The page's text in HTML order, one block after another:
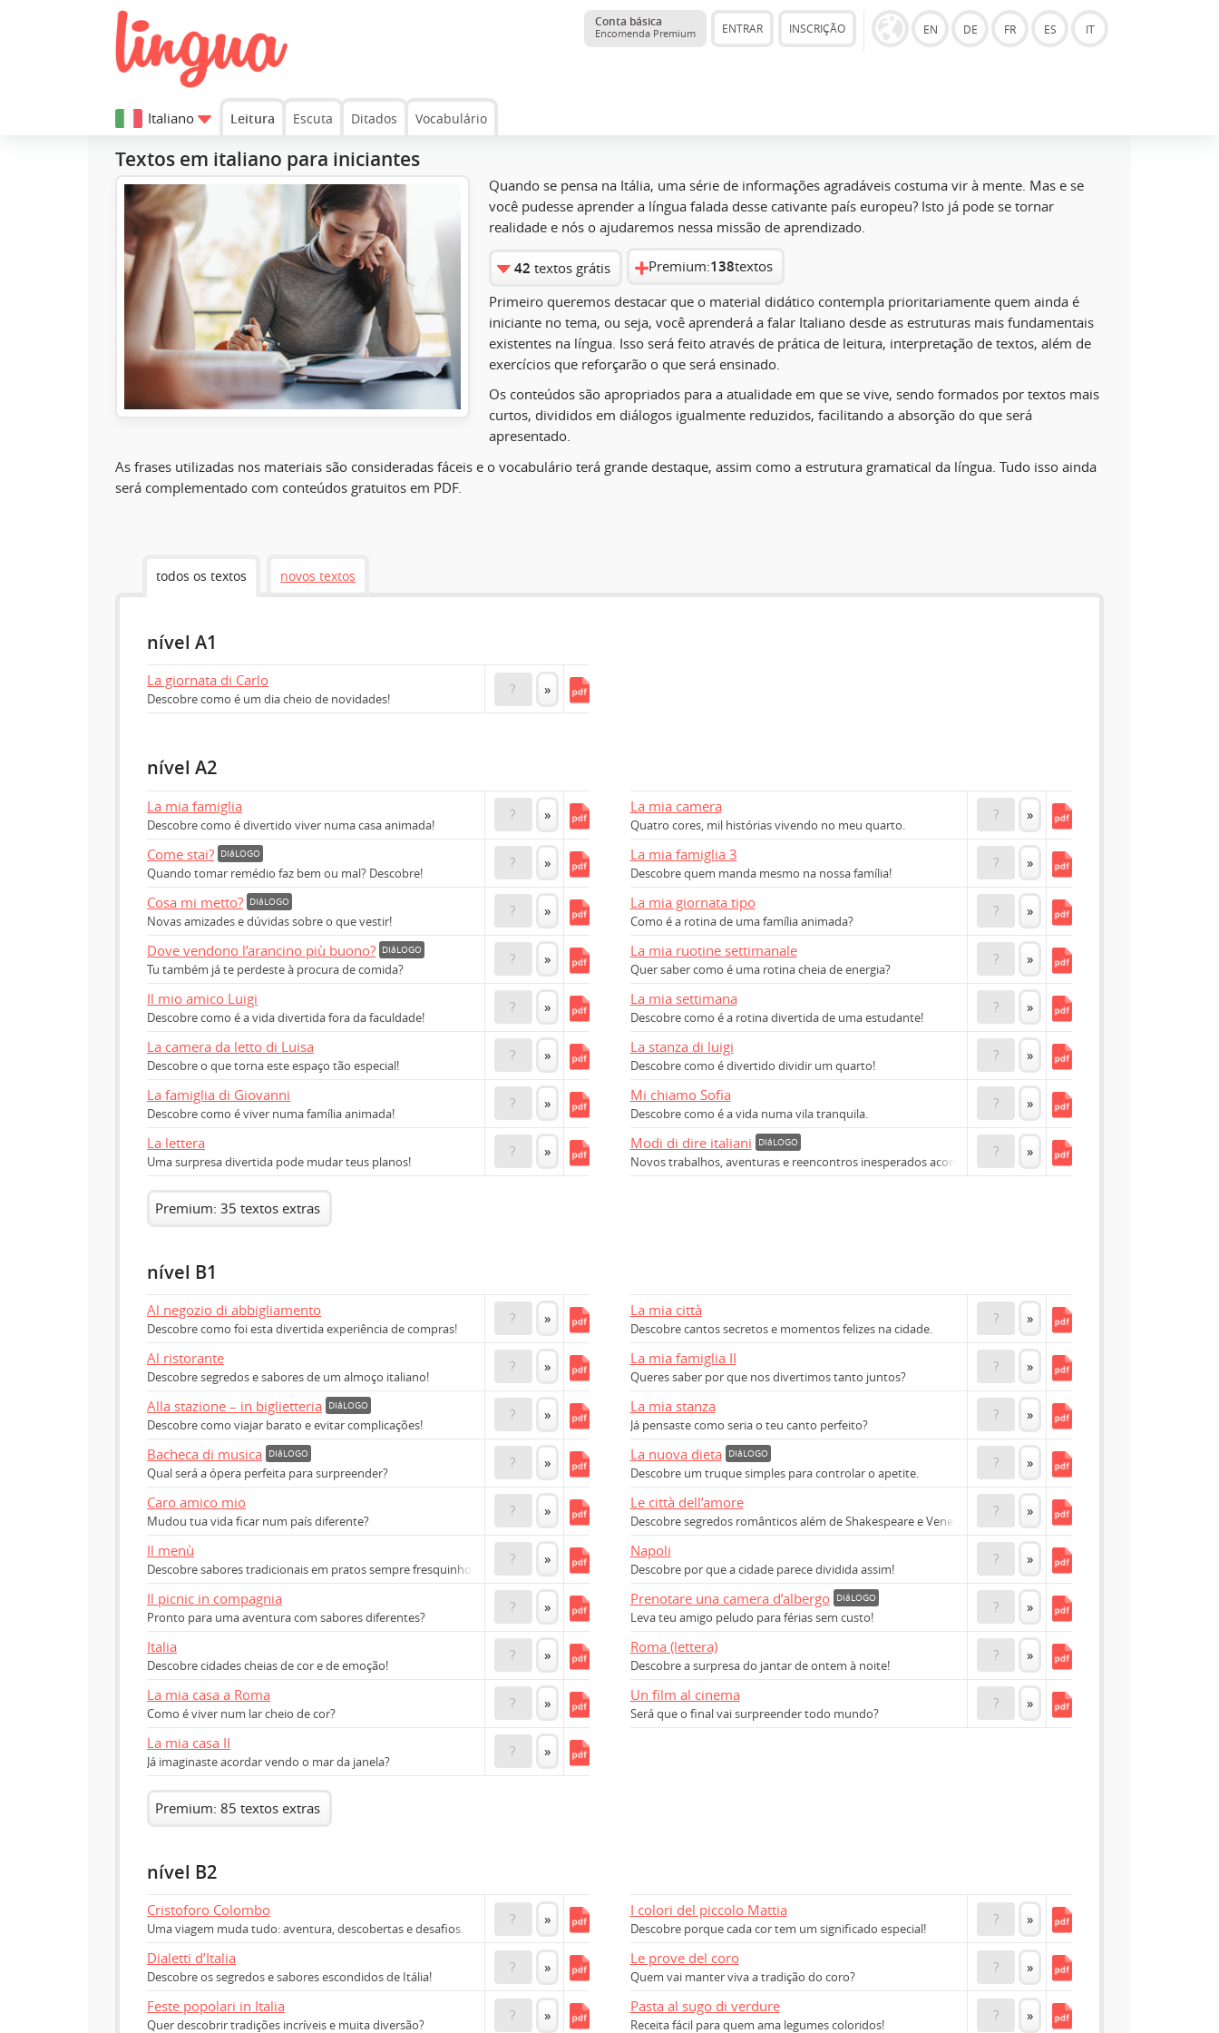
Conta básica
Encomenda Premium ENTRAR INSCRIÇÃO EN DE FR ES IT
Italiano Leitura Escuta Ditados Vocabulário
Textos em italiano para iniciantes
Quando se pensa na Itália, uma série de informações agradáveis costuma vir à mente. Mas e se
você pudesse aprender a língua falada desse cativante país europeu? Isto já pode se tornar
realidade e nós o ajudaremos nessa missão de aprendizado.
42 textos grátis Premium:138textos
Primeiro queremos destacar que o material didático contempla prioritariamente quem ainda é
iniciante no tema, ou seja, você aprenderá a falar Italiano desde as estruturas mais fundamentais
existentes na língua. Isso será feito através de prática de leitura, interpretação de textos, além de
exercícios que reforçarão o que será ensinado.
Os conteúdos são apropriados para a atualidade em que se vive, sendo formados por textos mais
curtos, divididos em diálogos igualmente reduzidos, facilitando a absorção do que será
apresentado.
As frases utilizadas nos materiais são consideradas fáceis e o vocabulário terá grande destaque, assim como a estrutura gramatical da língua. Tudo isso ainda
será complementado com conteúdos gratuitos em PDF.
todos os textos novos textos
nível A1
La giornata di Carlo
Descobre como é um dia cheio de novidades!
? »
nível A2
La mia famiglia
Descobre como é divertido viver numa casa animada!
? »
Come stai? DIáLOGO
Quando tomar remédio faz bem ou mal? Descobre!
? »
Cosa mi metto? DIáLOGO
Novas amizades e dúvidas sobre o que vestir!
? »
Dove vendono l’arancino più buono? DIáLOGO
Tu também já te perdeste à procura de comida?
? »
Il mio amico Luigi
Descobre como é a vida divertida fora da faculdade!
? »
La camera da letto di Luisa
Descobre o que torna este espaço tão especial!
? »
La famiglia di Giovanni
Descobre como é viver numa família animada!
? »
La lettera
Uma surpresa divertida pode mudar teus planos!
? »
La mia camera
Quatro cores, mil histórias vivendo no meu quarto.
? »
La mia famiglia 3
Descobre quem manda mesmo na nossa família!
? »
La mia giornata tipo
Como é a rotina de uma família animada?
? »
La mia ruotine settimanale
Quer saber como é uma rotina cheia de energia?
? »
La mia settimana
Descobre como é a rotina divertida de uma estudante!
? »
La stanza di luigi
Descobre como é divertido dividir um quarto!
? »
Mi chiamo Sofia
Descobre como é a vida numa vila tranquila.
? »
Modi di dire italiani DIáLOGO
Novos trabalhos, aventuras e reencontros inesperados acontecem aqui.
? »
Premium: 35 textos extras
nível B1
Al negozio di abbigliamento
Descobre como foi esta divertida experiência de compras!
? »
Al ristorante
Descobre segredos e sabores de um almoço italiano!
? »
Alla stazione – in biglietteria DIáLOGO
Descobre como viajar barato e evitar complicações!
? »
Bacheca di musica DIáLOGO
Qual será a ópera perfeita para surpreender?
? »
Caro amico mio
Mudou tua vida ficar num país diferente?
? »
Il menù
Descobre sabores tradicionais em pratos sempre fresquinhos aqui!
? »
Il picnic in compagnia
Pronto para uma aventura com sabores diferentes?
? »
Italia
Descobre cidades cheias de cor e de emoção!
? »
La mia casa a Roma
Como é viver num lar cheio de cor?
? »
La mia casa II
Já imaginaste acordar vendo o mar da janela?
? »
La mia città
Descobre cantos secretos e momentos felizes na cidade.
? »
La mia famiglia II
Queres saber por que nos divertimos tanto juntos?
? »
La mia stanza
Já pensaste como seria o teu canto perfeito?
? »
La nuova dieta DIáLOGO
Descobre um truque simples para controlar o apetite.
? »
Le città dell’amore
Descobre segredos românticos além de Shakespeare e Veneza!
? »
Napoli
Descobre por que a cidade parece dividida assim!
? »
Prenotare una camera d’albergo DIáLOGO
Leva teu amigo peludo para férias sem custo!
? »
Roma (lettera)
Descobre a surpresa do jantar de ontem à noite!
? »
Un film al cinema
Será que o final vai surpreender todo mundo?
? »
Premium: 85 textos extras
nível B2
Cristoforo Colombo
Uma viagem muda tudo: aventura, descobertas e desafios.
? »
Dialetti d’Italia
Descobre os segredos e sabores escondidos de Itália!
? »
Feste popolari in Italia
Quer descobrir tradições incríveis e muita diversão?
? »
I colori del piccolo Mattia
Descobre porque cada cor tem um significado especial!
? »
Le prove del coro
Quem vai manter viva a tradição do coro?
? »
Pasta al sugo di verdure
Receita fácil para quem ama legumes coloridos!
? »